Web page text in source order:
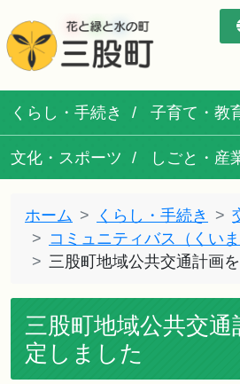
くらし・手続き 子育て・教
文化・スポーツ しごと・産
ホーム くらし・手続き
コミュニティバス（くいま
三股町地域公共交通計画
三股町地域公共交通
定しました